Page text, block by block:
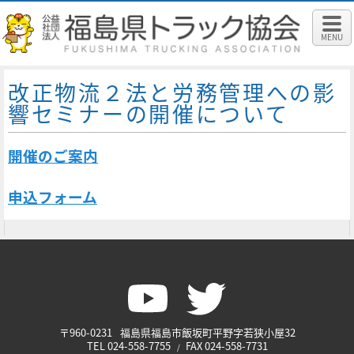
MENU
改正物流２法と労務管理への影
響セミナーの開催について
開催のご案内
申込フォーム
〒960-0231 福島県福島市飯坂町平野字若狭小屋32
TEL024-558-7755 FAX024-558-7731